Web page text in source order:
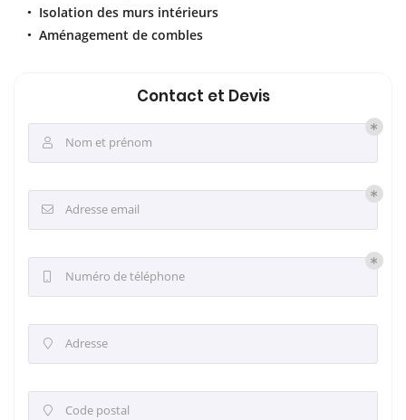
Isolation des murs intérieurs
Aménagement de combles
Contact et Devis
 Nom et prénom
 Adresse email
Numéro de téléphone
 Adresse
 Code postal